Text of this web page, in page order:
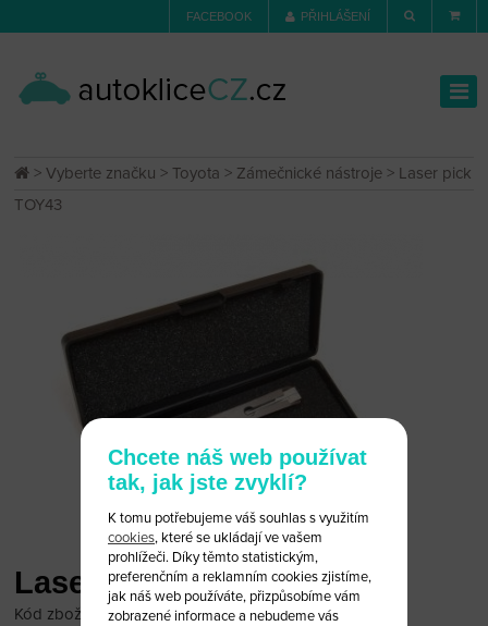
FACEBOOK PŘIHLÁŠENÍ
>Vyberte značku > Toyota > Zámečnické nástroje > Laser pick
TOY43
Laser pick TOY43
Kód zboží: Laser pick 27
Chcete náš web používat
tak, jak jste zvyklí?
K tomu potřebujeme váš souhlas s využitím
cookies, které se ukládají ve vašem
prohlížeči. Díky těmto statistickým,
preferenčním a reklamním cookies zjistíme,
jak náš web používáte, přizpůsobíme vám
zobrazené informace a nebudeme vás